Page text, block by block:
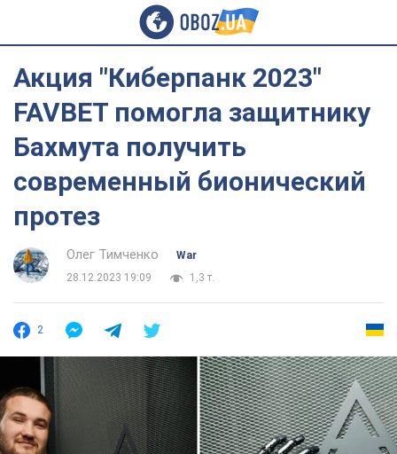
Акция "Киберпанк 2023"
FAVBET помогла защитнику
Бахмута получить
современный бионический
протез
Олег Тимченко
War
28.12.2023 19:09
1,3 т.
2